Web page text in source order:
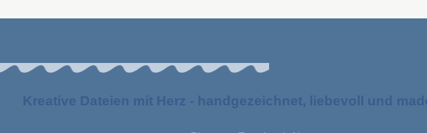
Kreative Dateien mit Herz - handgezeichnet, liebevoll und